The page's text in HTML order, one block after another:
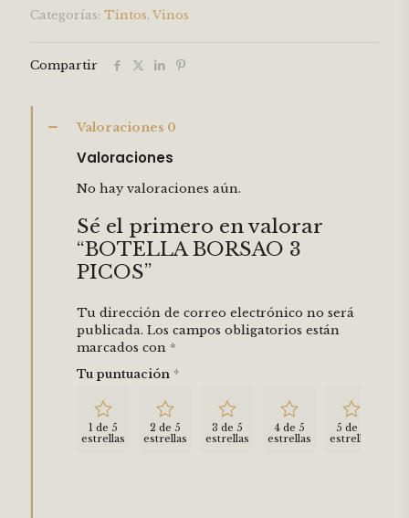
Categorías: Tintos, Vinos
Compartir
Valoraciones 0
Valoraciones
No hay valoraciones aún.
Sé el primero en valorar
“BOTELLA BORSAO 3
PICOS”
Tu dirección de correo electrónico no será
publicada. Los campos obligatorios están
marcados con *
Tu puntuación *
1 de 5
estrellas
2 de 5
estrellas
3 de 5
estrellas
4 de 5
estrellas
5 de 5
estrellas